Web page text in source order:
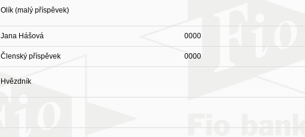
Olík (malý příspěvek)
Jana Hášová 0000
Členský příspěvek 0000
Hvězdník